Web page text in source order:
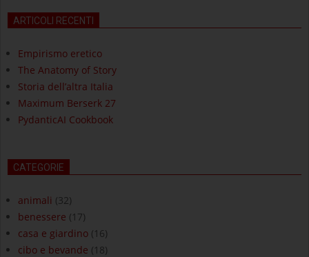
ARTICOLI RECENTI
Empirismo eretico
The Anatomy of Story
Storia dell’altra Italia
Maximum Berserk 27
PydanticAI Cookbook
CATEGORIE
animali (32)
benessere (17)
casa e giardino (16)
cibo e bevande (18)